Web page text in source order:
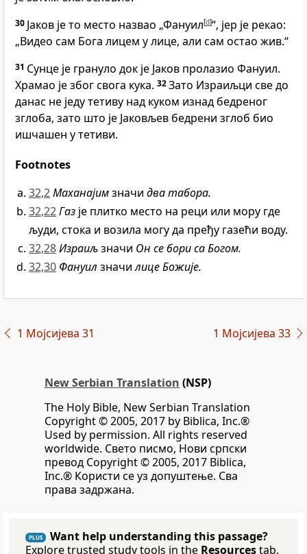
30 Јаков је то место назвао „Фануил[d]“, јер је рекао:
„Видео сам Бога лицем у лице, али сам остао жив.“
31 Сунце је грануло док је Јаков пролазио Фануил.
Храмао је због свога кука. 32Зато Израиљци све до
данас не једу тетиву над куком изнад бедреног
зглоба, зато што је Јаковљев бедрени зглоб био
ишчашен у тетиви.
Footnotes
32,2Маханајимзначи два табора.
32,22Газ је плитко место на реци или мору где
људи, стока и возила могу да пређу газећи воду.
32,28Израиљзначи Он се бори са Богом.
32,30 Фануил значилице Божије.
1 Мојсијева 31 1 Мојсијева 33
New Serbian Translation (NSP)
The Holy Bible, New Serbian Translation
Copyright © 2005, 2017 by Biblica, Inc.®
Used by permission. All rights reserved
worldwide. Свето писмо, Нови српски
превод Copyright © 2005, 2017 Biblica,
Inc.® Користи се уз допуштење. Сва
права задржана.
PLUS
Want help understanding this passage?
Explore trusted study tools in the Resourcestab.